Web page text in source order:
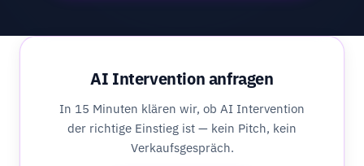
AI Intervention anfragen
In 15 Minuten klären wir, ob AI Intervention
der richtige Einstieg ist — kein Pitch, kein
Verkaufsgespräch.